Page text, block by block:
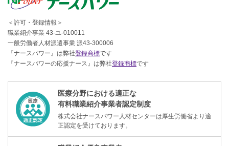
＜許可・登録情報＞
職業紹介事業 43-ユ-010011
一般労働者人材派遣事業 派43-300006
『ナースパワー』は弊社登録商標です
『ナースパワーの応援ナース』は弊社登録商標です
医療分野における適正な
有料職業紹介事業者認定制度
株式会社ナースパワー人材センターは厚生労働省より適
正認定を受けております。